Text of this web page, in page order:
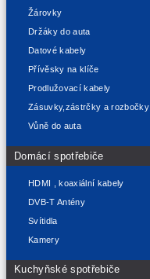
Žárovky
Držáky do auta
Datové kabely
Přívěsky na klíče
Prodlužovací kabely
Zásuvky,zástrčky a rozbočky
Vůně do auta
Domácí spotřebiče
HDMI , koaxiální kabely
DVB-T Antény
Svítidla
Kamery
Kuchyňské spotřebiče